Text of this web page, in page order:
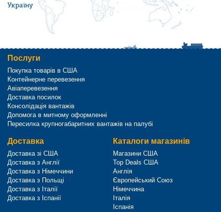
Україну
Послуги
Покупка товарів в США
Контейнерне перевезення
Авіаперевезення
Доставка посилок
Консолідація вантажів
Допомога в митному оформленні
Пересилка крупногабаритних вантажів на палубі
Доставка
Доставка зі США
Доставка з Англії
Доставка з Німеччини
Доставка з Польщі
Доставка з Італії
Доставка з Іспанії
Каталоги магазинів
Магазини США
Top Deals США
Англія
Європейський Союз
Німеччина
Італія
Іспанія